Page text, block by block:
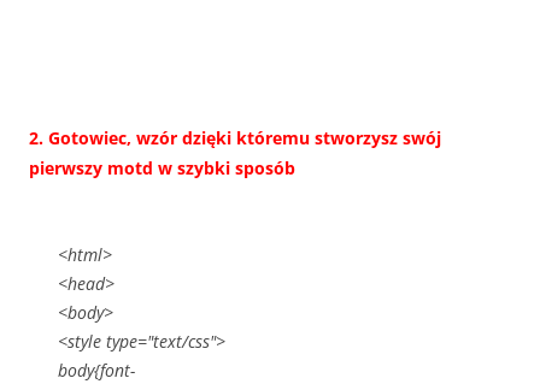
2. Gotowiec, wzór dzięki któremu stworzysz swój
pierwszy motd w szybki sposób
<html>
<head>
<body>
<style type="text/css">
body{font-